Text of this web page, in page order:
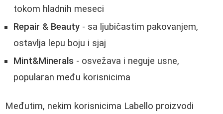
tokom hladnih meseci
Repair & Beauty - sa ljubičastim pakovanjem,
ostavlja lepu boju i sjaj
Mint&Minerals - osvežava i neguje usne,
popularan među korisnicima
Međutim, nekim korisnicima Labello proizvodi